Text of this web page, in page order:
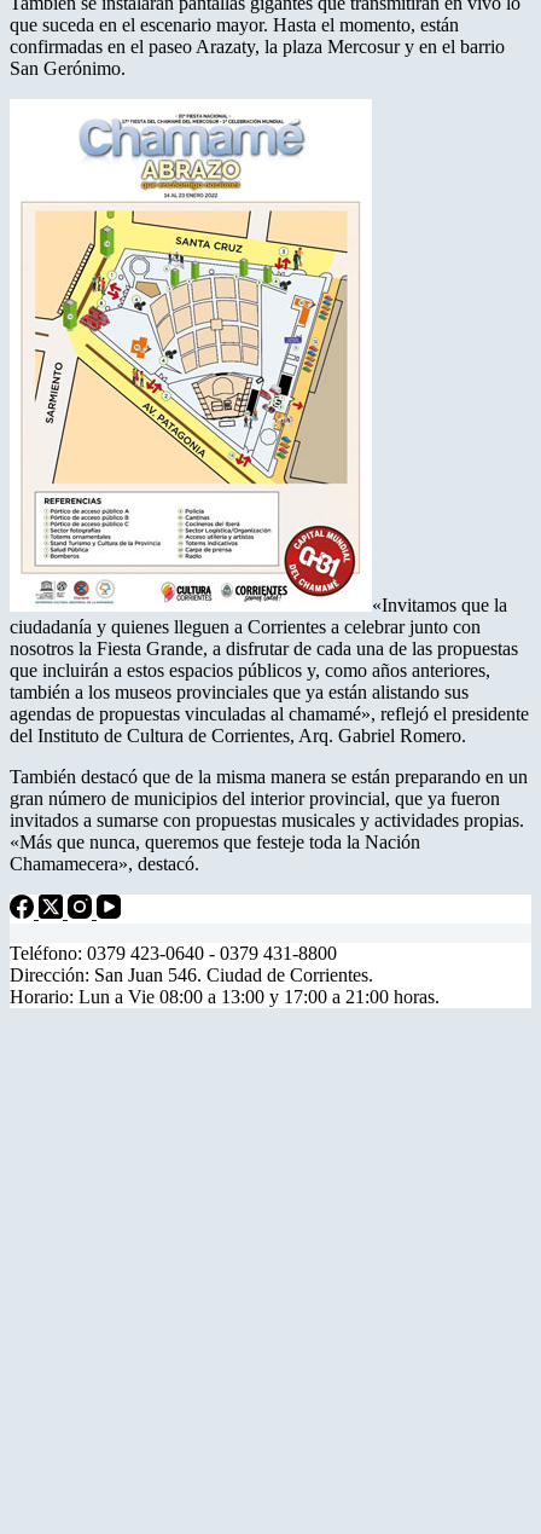
que suceda en el escenario mayor. Hasta el momento, están
confirmadas en el paseo Arazaty, la plaza Mercosur y en el barrio
San Gerónimo.
«Invitamos que la
ciudadanía y quienes lleguen a Corrientes a celebrar junto con
nosotros la Fiesta Grande, a disfrutar de cada una de las propuestas
que incluirán a estos espacios públicos y, como años anteriores,
también a los museos provinciales que ya están alistando sus
agendas de propuestas vinculadas al chamamé», reflejó el presidente
del Instituto de Cultura de Corrientes, Arq. Gabriel Romero.
También destacó que de la misma manera se están preparando en un
gran número de municipios del interior provincial, que ya fueron
invitados a sumarse con propuestas musicales y actividades propias.
«Más que nunca, queremos que festeje toda la Nación
Chamamecera», destacó.
Teléfono: 0379 423-0640 - 0379 431-8800
Dirección: San Juan 546. Ciudad de Corrientes.
Horario: Lun a Vie 08:00 a 13:00 y 17:00 a 21:00 horas.